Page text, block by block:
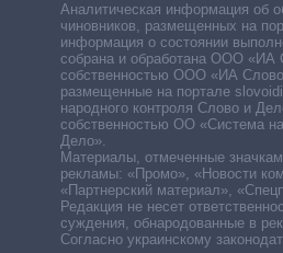
Аналитическая информация об
чиновников, размещенных на
информация о состоянии
собрана и обработана ООО «ИА
собственностью ООО «ИА
размещенные на портале
народного контроля Слово и
собственностью ОО «Система
Дело».
Материалы, отмеченные
рекламы: «Промо», «Новости
«Партнерский материал»,
Редакция не несет
суждения, обнародованные в
Согласно украинскому